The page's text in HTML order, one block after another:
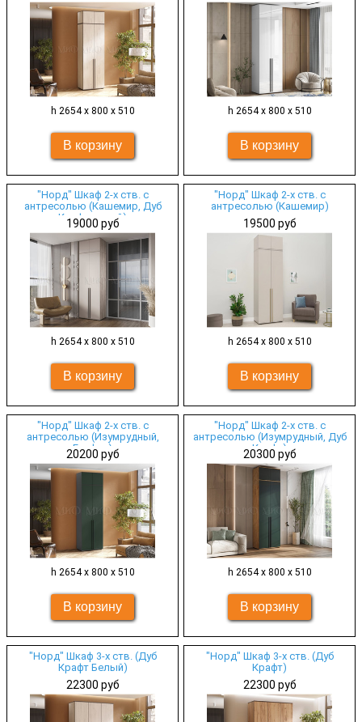
h 2654 х 800 х 510 h 2654 х 800 х 510
"Норд" Шкаф 2-х ств. с
антресолью (Кашемир, Дуб
Крафт серый)
19000 руб
h 2654 х 800 х 510
"Норд" Шкаф 2-х ств. с
антресолью (Кашемир)
19500 руб
h 2654 х 800 х 510
"Норд" Шкаф 2-х ств. с
антресолью (Изумрудный,
Графит)
20200 руб
h 2654 х 800 х 510
"Норд" Шкаф 2-х ств. с
антресолью (Изумрудный, Дуб
Крафт)
20300 руб
h 2654 х 800 х 510
"Норд" Шкаф 3-х ств. (Дуб
Крафт Белый)
22300 руб
"Норд" Шкаф 3-х ств. (Дуб
Крафт)
22300 руб